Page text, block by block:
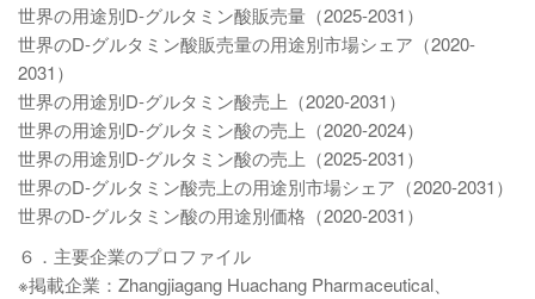
世界の用途別D-グルタミン酸販売量（2025-2031）
世界のD-グルタミン酸販売量の用途別市場シェア（2020-
2031）
世界の用途別D-グルタミン酸売上（2020-2031）
世界の用途別D-グルタミン酸の売上（2020-2024）
世界の用途別D-グルタミン酸の売上（2025-2031）
世界のD-グルタミン酸売上の用途別市場シェア（2020-2031）
世界のD-グルタミン酸の用途別価格（2020-2031）
６．主要企業のプロファイル
※掲載企業：Zhangjiagang Huachang Pharmaceutical、